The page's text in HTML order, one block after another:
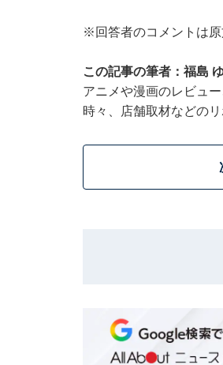
※回答者のコメントは
この記事の筆者：福島
アニメや漫画のレビュ
時々、店舗取材などの